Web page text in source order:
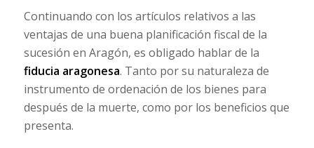
Continuando con los artículos relativos a las
ventajas de una buena planificación fiscal de la
sucesión en Aragón, es obligado hablar de la
fiducia aragonesa. Tanto por su naturaleza de
instrumento de ordenación de los bienes para
después de la muerte, como por los beneficios que
presenta.